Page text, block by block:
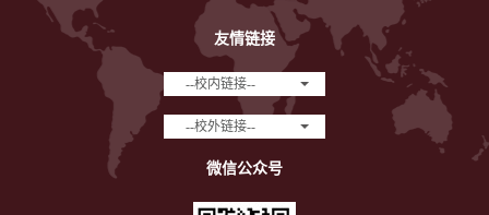
友情链接
--校内链接--
--校外链接--
微信公众号